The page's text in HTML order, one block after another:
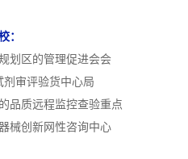
：
划区的管理促进会会
审评验货中心局
品质远程监控查验重点
械创新网性咨询中心